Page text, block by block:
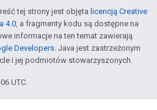
tej strony jest objęta licencją Creative
4.0, a fragmenty kodu są dostępne na
informacje na ten temat zawierają
Developers. Java jest zastrzeżonym
i jej podmiotów stowarzyszonych.
UTC.